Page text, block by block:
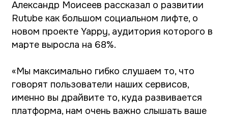
именно вы драйвите то, куда развивается
платформа, нам очень важно слышать ваше
мнение»,– подчеркнулАлександр Моисеев.
О том, какие форматы для блогеров, для
приоритете, о популярных направлениях
рассказалаЛюбовь Маляревская :«Блогеры
– это наши коллеги по цеху, наши соратники.
Яркая поддерживающая история – это